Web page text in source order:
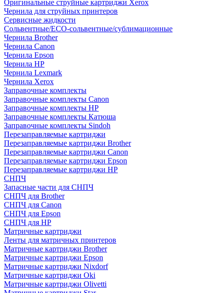
Оригинальные струйные картриджи Xerox
Чернила для струйных принтеров
Сервисные жидкости
Сольвентные/ECO-сольвентные/сублимационные
Чернила Brother
Чернила Canon
Чернила Epson
Чернила HP
Чернила Lexmark
Чернила Xerox
Заправочные комплекты
Заправочные комплекты Canon
Заправочные комплекты HP
Заправочные комплекты Катюша
Заправочные комплекты Sindoh
Перезаправляемые картриджи
Перезаправляемые картриджи Brother
Перезаправляемые картриджи Canon
Перезаправляемые картриджи Epson
Перезаправляемые картриджи HP
СНПЧ
Запасные части для СНПЧ
СНПЧ для Brother
СНПЧ для Canon
СНПЧ для Epson
СНПЧ для HP
Матричные картриджи
Ленты для матричных принтеров
Матричные картриджи Brother
Матричные картриджи Epson
Матричные картриджи Nixdorf
Матричные картриджи Oki
Матричные картриджи Olivetti